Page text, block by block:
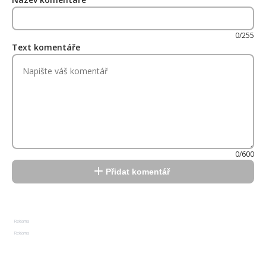
0/255
Text komentáře
0/600
Přidat komentář
Reklama
Reklama